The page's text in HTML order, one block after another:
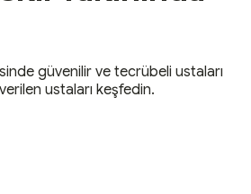
güvenilir ve tecrübeli ustaları
ustaları keşfedin.